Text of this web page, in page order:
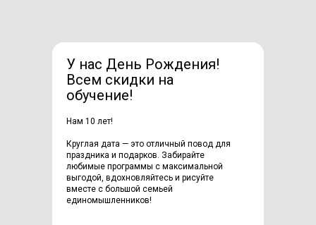
Нам 10 лет!
Круглая дата — это отличный повод для
праздника и подарков. Забирайте
любимые программы с максимальной
выгодой, вдохновляйтесь и рисуйте
вместе с большой семьей
единомышленников!
У нас День Рождения!
Всем скидки на
обучение!